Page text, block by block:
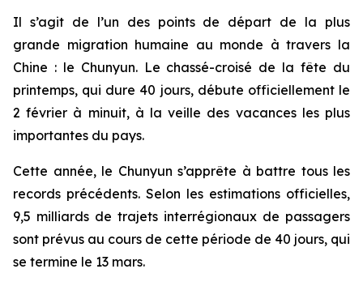
Il s’agit de l’un des points de départ de la plus
grande migration humaine au monde à travers la
Chine : le Chunyun. Le chassé-croisé de la fête du
printemps, qui dure 40 jours, débute officiellement le
2 février à minuit, à la veille des vacances les plus
importantes du pays.
Cette année, le Chunyun s’apprête à battre tous les
records précédents. Selon les estimations officielles,
9,5 milliards de trajets interrégionaux de passagers
sont prévus au cours de cette période de 40 jours, qui
se termine le 13 mars.